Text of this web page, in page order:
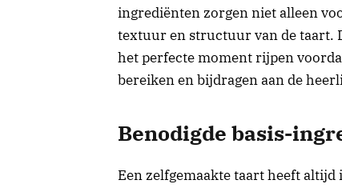
ingrediënten zorgen niet alleen
textuur en structuur van de taart.
het perfecte moment rijpen
bereiken en bijdragen aan de
Benodigde basis-
Een zelfgemaakte taart heeft